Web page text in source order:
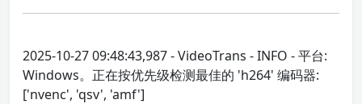
2025-10-27 09:48:43,987 - VideoTrans - INFO - 平台:
Windows。正在按优先级检测最佳的 'h264' 编码器:
['nvenc', 'qsv', 'amf']